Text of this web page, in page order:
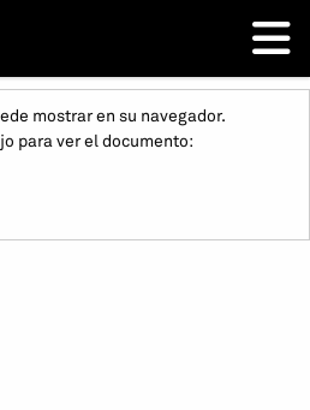
mostrar en su navegador.
para ver el documento: